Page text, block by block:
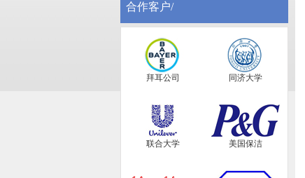
合作客户/
拜耳公司 同济大学
联合大学 美国保洁